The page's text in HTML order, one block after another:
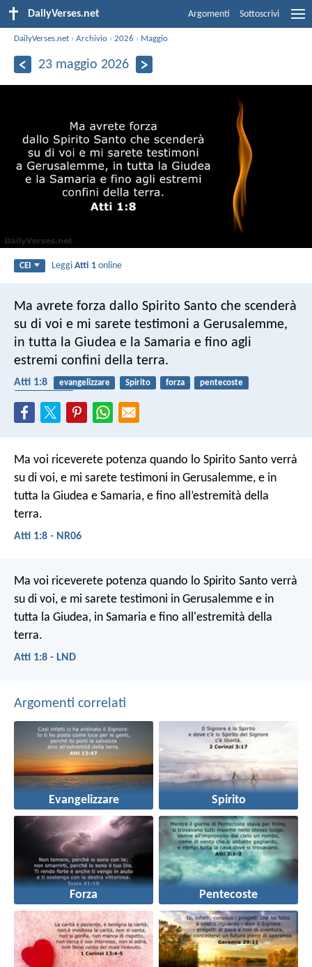
DailyVerses.net Argomenti Sottoscrivi
DailyVerses.net ›Archivio ›2026 › Maggio
23 maggio 2026
CEI LeggiAtti 1 online
Ma avrete forza dallo Spirito Santo che scenderà
su di voi e mi sarete testimoni a Gerusalemme,
in tutta la Giudea e la Samaria e fino agli
estremi confini della terra.
Atti 1:8 evangelizzare Spirito forza
pentecoste
Ma voi riceverete potenza quando lo Spirito Santo verrà
su di voi, e mi sarete testimoni in Gerusalemme, e in
tutta la Giudea e Samaria, e fino all’estremità della
terra.
Atti 1:8 - NR06
Ma voi riceverete potenza quando lo Spirito Santo verrà
su di voi, e mi sarete testimoni in Gerusalemme e in
tutta la Giudea, in Samaria e fino all'estremità della
terra.
Atti 1:8 - LND
Argomenti correlati
Evangelizzare Spirito
Forza Pentecoste